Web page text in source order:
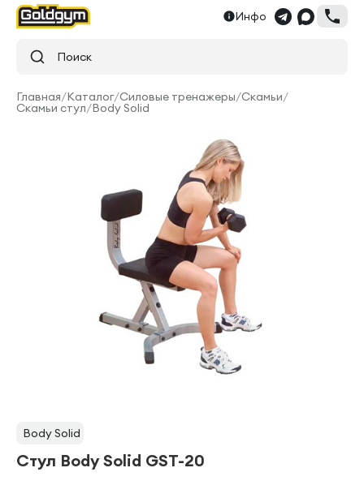
Инфо
Поиск
Главная/Каталог/Силовые тренажеры/Скамьи/
Скамьи стул/Body Solid
Body Solid
Стул Body Solid GST-20